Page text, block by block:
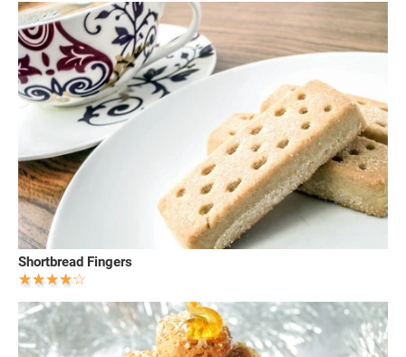
Shortbread Fingers